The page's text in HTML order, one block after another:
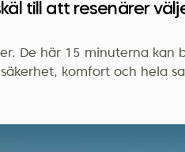
till att resenärer
De här 15 minuterna kan
säkerhet, komfort och hela